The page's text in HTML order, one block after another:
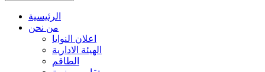
الرئيسية
من نحن
اعلان النوايا
الهيئة الادارية
الطاقم